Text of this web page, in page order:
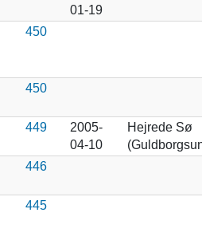
01-19
450
450
449
2005-
04-10
Hejrede Sø
446
445